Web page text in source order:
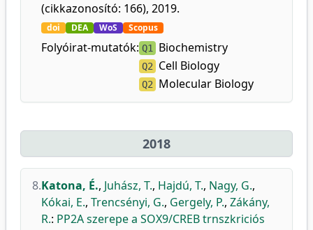
(cikkazonosító: 166), 2019.
doi DEA WoS Scopus
Folyóirat-mutatók: Q1 Biochemistry
Q2 Cell Biology
Q2 Molecular Biology
2018
8.Katona, É., Juhász, T., Hajdú, T., Nagy, G.,
Kókai, E., Trencsényi, G., Gergely, P., Zákány,
R.: PP2A szerepe a SOX9/CREB trnszkriciós